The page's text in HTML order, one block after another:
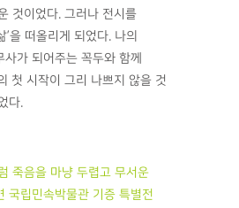
것이었다. 그러나 전시를
’을 떠올리게 되었다. 나의
사가 되어주는 꼭두와 함께
첫 시작이 그리 나쁘지 않을 것
다.
죽음을 마냥 두렵고 무서운
국립민속박물관 기증 특별전